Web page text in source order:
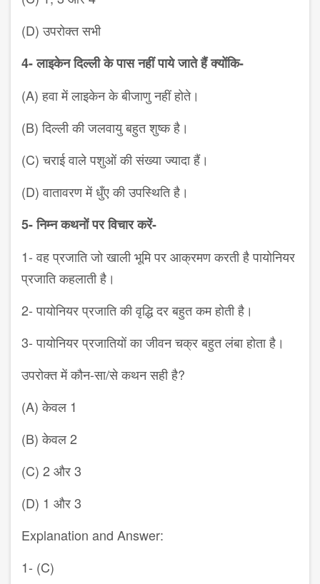
(D) उपरोक्त सभी
4- लाइकेन दिल्ली के पास नहीं पाये जाते हैं क्योंकि-
(A) हवा में लाइकेन के बीजाणु नहीं होते।
(B) दिल्ली की जलवायु बहुत शुष्क है।
(C) चराई वाले पशुओं की संख्या ज्यादा हैं।
(D) वातावरण में धुँए की उपस्थिति है।
5- निम्न कथनों पर विचार करें-
1- वह प्रजाति जो खाली भूमि पर आक्रमण करती है पायोनियर
प्रजाति कहलाती है।
2- पायोनियर प्रजाति की वृद्धि दर बहुत कम होती है।
3- पायोनियर प्रजातियों का जीवन चक्र बहुत लंबा होता है।
उपरोक्त में कौन-सा/से कथन सही है?
(A) केवल 1
(B) केवल 2
(C) 2 और 3
(D) 1 और 3
Explanation and Answer:
1- (C)